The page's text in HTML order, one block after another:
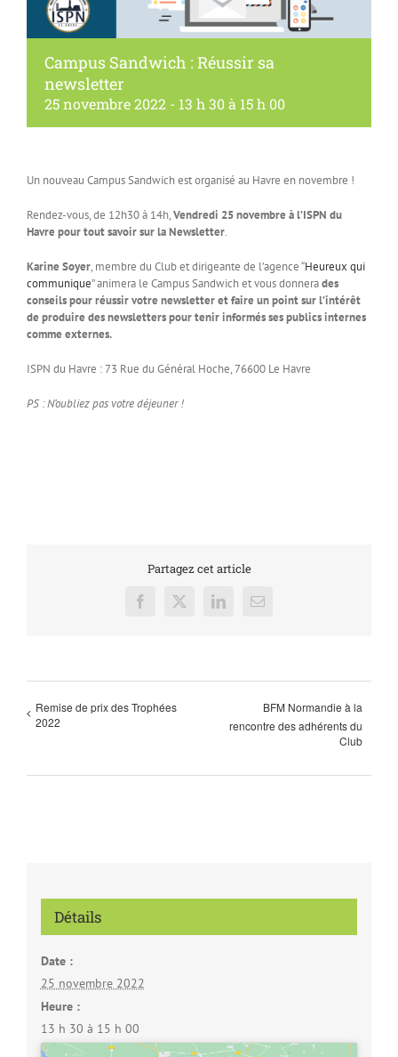
Campus Sandwich : Réussir sa
newsletter
25 novembre 2022 - 13 h 30à 15 h 00
Un nouveau Campus Sandwich est organisé au Havre en novembre !
Rendez-vous, de 12h30 à 14h,Vendredi 25 novembre à l’ISPN du
Havre pour tout savoir sur la Newsletter.
Karine Soyer, membre du Club et dirigeante de l’agence “Heureux qui
communique” animera le Campus Sandwich et vous donnerades
conseils pour réussir votre newsletter et faire un point sur l’intérêt
de produire des newsletters pour tenir informés ses publics internes
comme externes.
ISPN du Havre : 73 Rue du Général Hoche, 76600 Le Havre
PS : N’oubliez pas votre déjeuner !
Partagez cet article
Facebook
X LinkedInEmail
Remise de prix des Trophées
2022
BFM Normandie à la
rencontre des adhérents du
Club
Détails
Date :
25 novembre 2022
Heure :
13 h 30 à 15 h 00